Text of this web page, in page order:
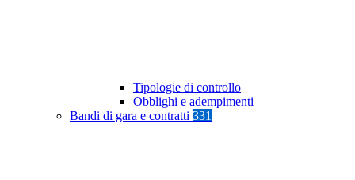
Tipologie di controllo
Obblighi e adempimenti
Bandi di gara e contratti 331